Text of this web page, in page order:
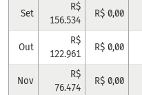
Set
R$
156.534
R$ 0,00
Out
R$
122.961
R$ 0,00
Nov
R$
76.474
R$ 0,00